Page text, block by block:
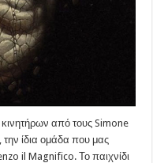
κινητήρων από τους Simone
ίδια ομάδα που μας
il Magnifico. Το παιχνίδι